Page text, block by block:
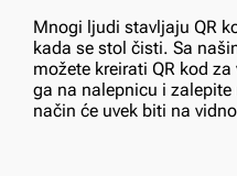
Mnogi ljudi stavljaju QR
kada se stol čisti. Sa
možete kreirati QR kod
ga na nalepnicu i zalepite
način će uvek biti na